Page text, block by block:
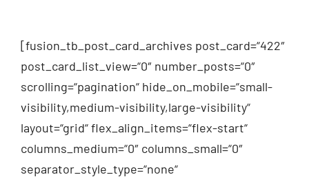
[fusion_tb_post_card_archives post_card=“422″
post_card_list_view=“0″ number_posts=“0″
scrolling=“pagination“ hide_on_mobile=“small-
visibility,medium-visibility,large-visibility“
layout=“grid“ flex_align_items=“flex-start“
columns_medium=“0″ columns_small=“0″
separator_style_type=“none“